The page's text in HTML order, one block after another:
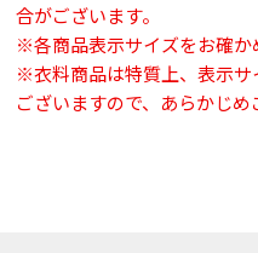
合がございます。
※各商品表示サイズをお確か
※衣料商品は特質上、表示
ございますので、あらかじめ